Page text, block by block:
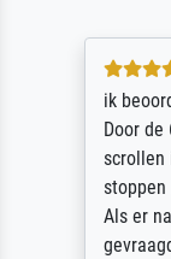
ik
Door
scrollen
stoppen
Als er